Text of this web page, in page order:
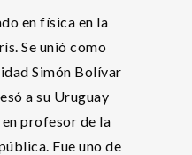
en física en la
Se unió como
Simón Bolívar
a su Uruguay
profesor de la
Fue uno de